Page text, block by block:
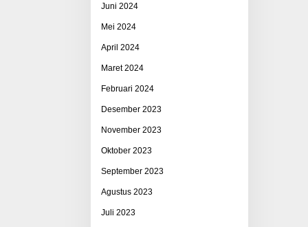
Juni 2024
Mei 2024
April 2024
Maret 2024
Februari 2024
Desember 2023
November 2023
Oktober 2023
September 2023
Agustus 2023
Juli 2023